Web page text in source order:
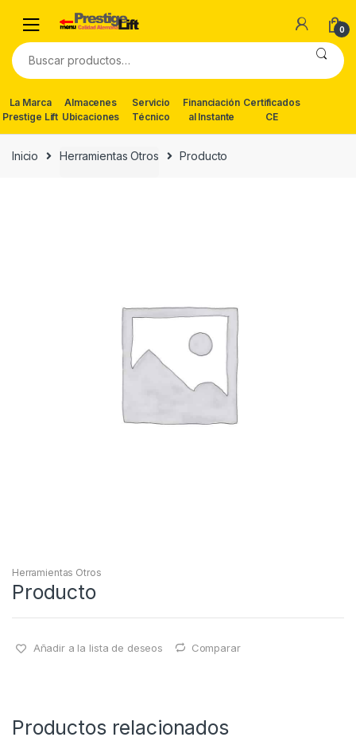
navigation
content
0
Buscar
por:
La Marca
Prestige Lift
Almacenes
Ubicaciones
Servicio
Técnico
Financiación
al Instante
Certificados
CE
Inicio Herramientas Otros Producto
Herramientas Otros
Producto
Añadir a la lista de deseos Comparar
Productos relacionados